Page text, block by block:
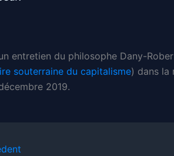
entretien du philosophe Dany-
souterraine du capitalisme) dans la
2019.